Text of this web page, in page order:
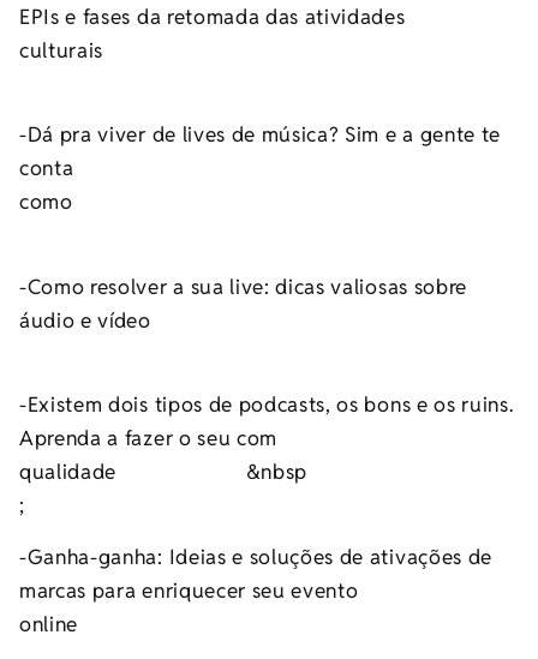
EPIs e fases da retomada das atividades
culturais
-Dá pra viver de lives de música? Sim e a gente te
conta
como
-Como resolver a sua live: dicas valiosas sobre
áudio e vídeo
-Existem dois tipos de podcasts, os bons e os ruins.
Aprenda a fazer o seu com
qualidade &nbsp
;
-Ganha-ganha: Ideias e soluções de ativações de
marcas para enriquecer seu evento
online